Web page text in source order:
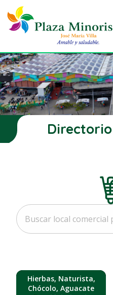
Hierbas, Naturista,
Chócolo, Aguacate